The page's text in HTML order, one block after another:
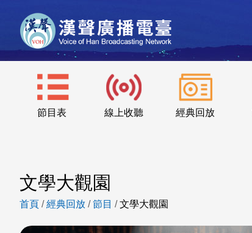
節目表 線上收聽 經典回放
文學大觀園
首頁 /經典回放 /節目 /文學大觀園